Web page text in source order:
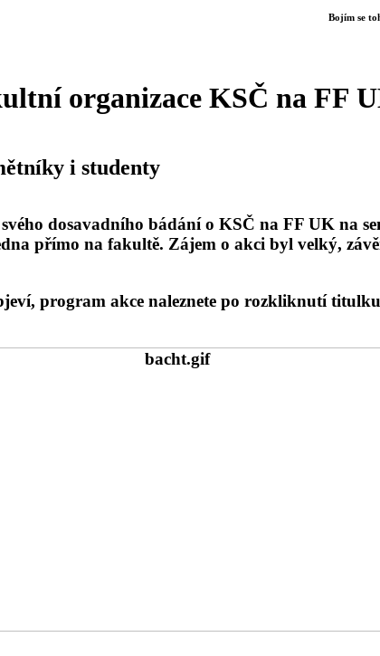
Bojím se
organizace KSČ na FF
i studenty
dosavadního bádání o KSČ na FF UK na
přímo na fakultě. Zájem o akci byl velký,
program akce naleznete po rozkliknutí